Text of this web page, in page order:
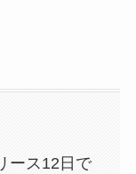
ース12日で